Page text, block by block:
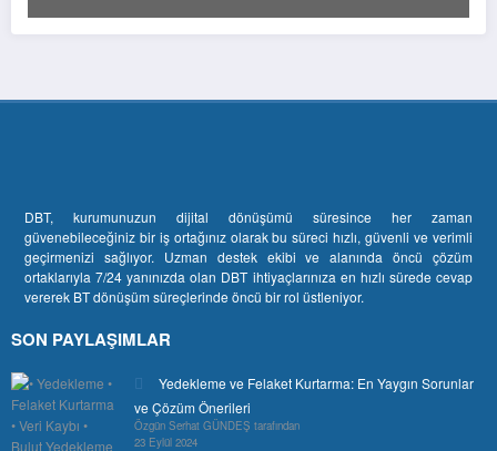
DBT, kurumunuzun dijital dönüşümü süresince her zaman
güvenebileceğiniz bir iş ortağınız olarak bu süreci hızlı, güvenli ve verimli
geçirmenizi sağlıyor. Uzman destek ekibi ve alanında öncü çözüm
ortaklarıyla 7/24 yanınızda olan DBT ihtiyaçlarınıza en hızlı sürede cevap
vererek BT dönüşüm süreçlerinde öncü bir rol üstleniyor.
SON PAYLAŞIMLAR
Yedekleme ve Felaket Kurtarma: En Yaygın Sorunlar
ve Çözüm Önerileri
Özgün Serhat GÜNDEŞ tarafından
23 Eylül 2024